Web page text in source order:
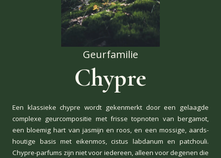
Geurfamilie
Chypre
Een klassieke chypre wordt gekenmerkt door een gelaagde
complexe geurcompositie met frisse topnoten van bergamot,
een bloemig hart van jasmijn en roos, en een mossige, aards-
houtige basis met eikenmos, cistus labdanum en patchouli.
Chypre-parfums zijn niet voor iedereen, alleen voor degenen die